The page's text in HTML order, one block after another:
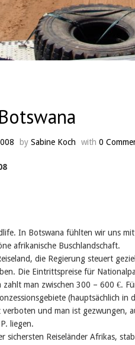
by Sabine Koch with 0
In Botswana fühlten wir uns
afrikanische Buschlandschaft.
die Regierung steuert
Die Eintrittspreise für
zahlt man zwischen 300 – 600 €.
(hauptsächlich in
verboten und man ist gezwungen,
liegen.
sichersten Reiseländer Afrikas,